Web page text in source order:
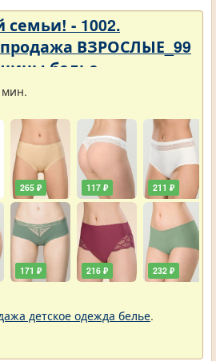
семьи! - 1002.
ВЗРОСЛЫЕ_99
белье
мин.
265 ₽
171 ₽
117 ₽
216 ₽
211 ₽
232 ₽
детское одежда белье.